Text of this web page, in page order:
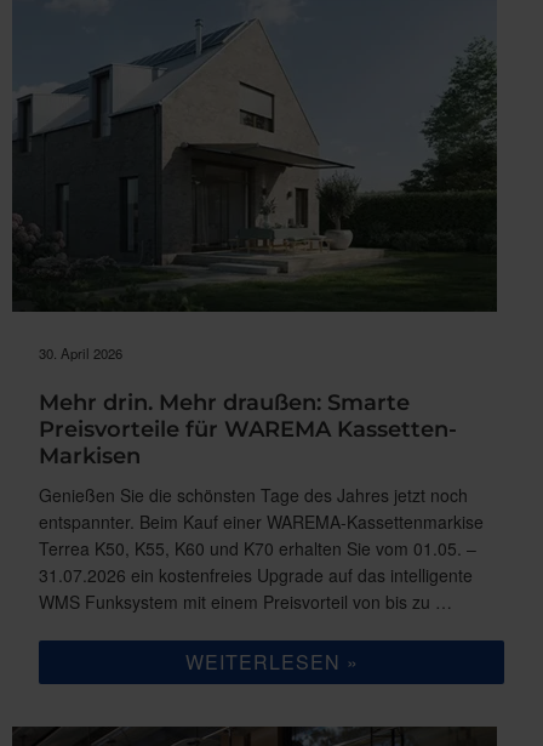
30. April 2026
Mehr drin. Mehr draußen: Smarte
Preisvorteile für WAREMA Kassetten-
Markisen
Genießen Sie die schönsten Tage des Jahres jetzt noch
entspannter. Beim Kauf einer WAREMA-Kassettenmarkise
Terrea K50, K55, K60 und K70 erhalten Sie vom 01.05. –
31.07.2026 ein kostenfreies Upgrade auf das intelligente
WMS Funksystem mit einem Preisvorteil von bis zu …
„MEHR
DRIN.
MARTE P
WEITERLESEN